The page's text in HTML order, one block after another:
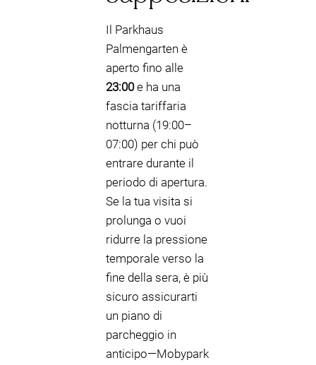
Il Parkhaus
Palmengarten è
aperto fino alle
23:00e ha una
fascia tariffaria
notturna (19:00–
07:00) per chi può
entrare durante il
periodo di apertura.
Se la tua visita si
prolunga o vuoi
ridurre la pressione
temporale verso la
fine della sera, è più
sicuro assicurarti
un piano di
parcheggio in
anticipo—Mobypark